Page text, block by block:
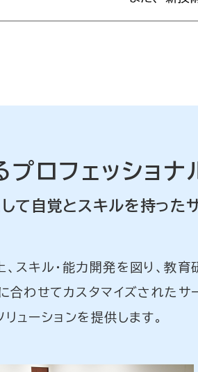
プロフェッショナ
して自覚とスキルを持っ
スキル・能力開発を図り、教育
合わせてカスタマイズされたサ
ューションを提供します。